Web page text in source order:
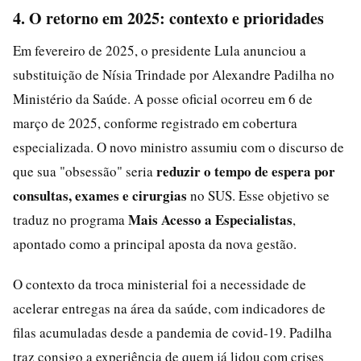
4. O retorno em 2025: contexto e prioridades
Em fevereiro de 2025, o presidente Lula anunciou a
substituição de Nísia Trindade por Alexandre Padilha no
Ministério da Saúde. A posse oficial ocorreu em 6 de
março de 2025, conforme registrado em cobertura
especializada. O novo ministro assumiu com o discurso de
que sua "obsessão" seria reduzir o tempo de espera por
consultas, exames e cirurgias no SUS. Esse objetivo se
traduz no programa Mais Acesso a Especialistas,
apontado como a principal aposta da nova gestão.
O contexto da troca ministerial foi a necessidade de
acelerar entregas na área da saúde, com indicadores de
filas acumuladas desde a pandemia de covid-19. Padilha
traz consigo a experiência de quem já lidou com crises